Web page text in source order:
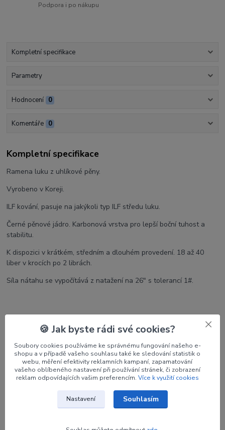
Podpora i po nákupu
Kompletní specifikace
Parametry
Hodnocení 0
Komentáře 0
Kompletní specifikace
Ramena luku z uhlíkové pěny.
Vyrobeno v Koreji.
ILF kování, pasuje na jakýkoli typ ILF středu luku.
Černé pěnové jádro. Karbonová vrstva pro lepší boční tuhost a
stabilitu.
K dispozici v krátkém, středním a dlouhém provedení. 18 až 40
liber v krocích po 2 librách.
Síla nátahu se vypočítává z natažení na 26" s tolerancí 1#.
Parametry
Výrobce KINETIC
70"
🍪 Jak byste rádi své cookies?
Soubory cookies používáme ke správnému fungování našeho e-
shopu a v případě vašeho souhlasu také ke sledování statistik o
webu, měření efektivity reklamních kampaní, zapamatování
vašeho oblíbeného nastavení při používání stránek, či zobrazení
reklam odpovídajících vašim preferencím. Více k využití cookies
Nastavení Souhlasím